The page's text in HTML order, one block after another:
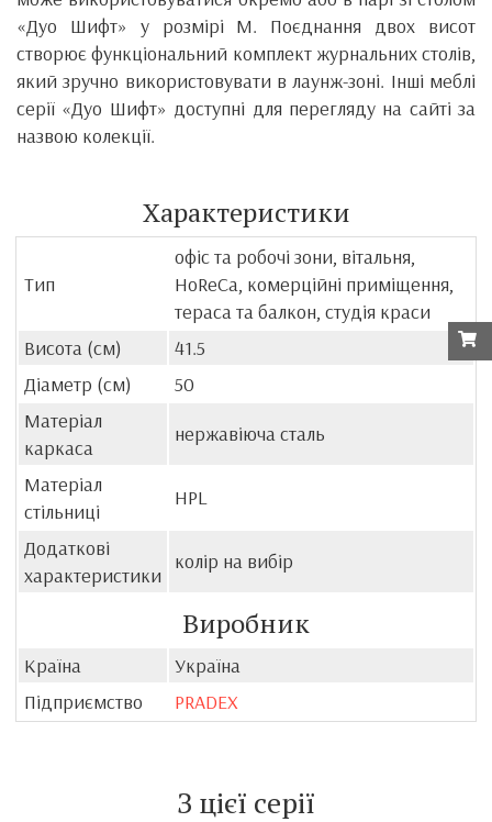
«Дуо Шифт» у розмірі M. Поєднання двох висот
створює функціональний комплект журнальних столів,
який зручно використовувати в лаунж-зоні. Інші меблі
серії «Дуо Шифт» доступні для перегляду на сайті за
назвою колекції.
Характеристики
Тип
офіс та робочі зони, вітальня,
HoReCa, комерційні приміщення,
тераса та балкон, студія краси
Висота (см)
41.5
Діаметр (см)
50
Матеріал
каркаса
нержавіюча сталь
Матеріал
стільниці
HPL
Додаткові
характеристики
колір на вибір
Виробник
Країна
Україна
Підприємство
PRADEX
З цієї серії